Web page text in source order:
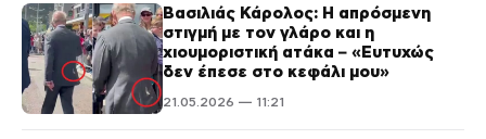
Βασιλιάς Κάρολος: Η απρόσμενη
στιγμή με τον γλάρο και η
χιουμοριστική ατάκα – «Ευτυχώς
δεν έπεσε στο κεφάλι μου»
21.05.2026 — 11:21